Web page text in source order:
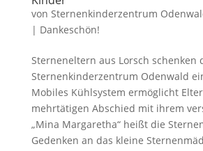
von Sternenkinderzentrum
| Dankeschön!
Sterneneltern aus Lorsch schenken
Sternenkinderzentrum Odenwald
Mobiles Kühlsystem ermöglicht
mehrtätigen Abschied mit ihrem
„Mina Margaretha“ heißt die
Gedenken an das kleine